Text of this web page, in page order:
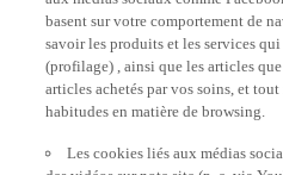
savoir les produits et les services
(profilage) , ainsi que les articles
articles achetés par vos soins, et
habitudes en matière de browsing.
des vidéos sur note site (p. e. via